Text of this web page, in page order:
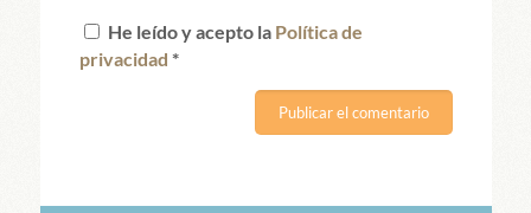
He leído y acepto la Política de
privacidad *